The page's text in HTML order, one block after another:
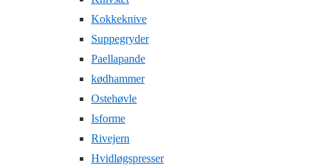
Kokkeknive
Suppegryder
Paellapande
kødhammer
Ostehøvle
Isforme
Rivejern
Hvidløgspresser